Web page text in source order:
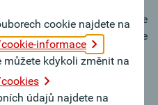
na přijímací pohovor. Ukažte
– rádi odpovíme na vaše
cookie najdete na
informace
kdykoli změnit na
údajů najdete na